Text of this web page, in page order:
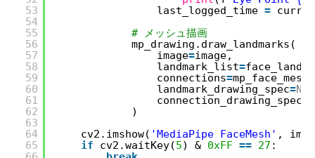
53
54
55
56
57
58
59
60
61
62
63
64
65
last_logged_time =
# メッシュ描画
mp_drawing.draw_landmarks(
image=image,
landmark_list=
connections=
landmark_drawing_spec=
connection_drawing_spec
)
cv2.imshow( 'MediaPipe FaceMesh' ,
if
cv2.waitKey(5) & 0xFF == 27 :